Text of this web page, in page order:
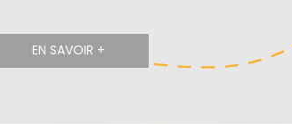
EN SAVOIR +